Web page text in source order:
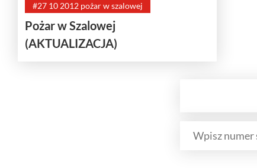
#27 10 2012 pożar w szalowej
Pożar w Szalowej
(AKTUALIZACJA)